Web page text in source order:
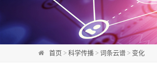
首页 > 科学传播 > 词条云谱 > 变化